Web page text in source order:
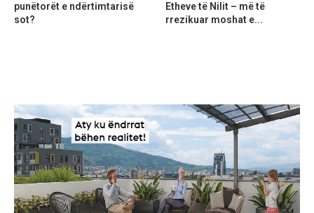
punëtorët e ndërtimtarisë
sot?
Etheve të Nilit – më të
rrezikuar moshat e...